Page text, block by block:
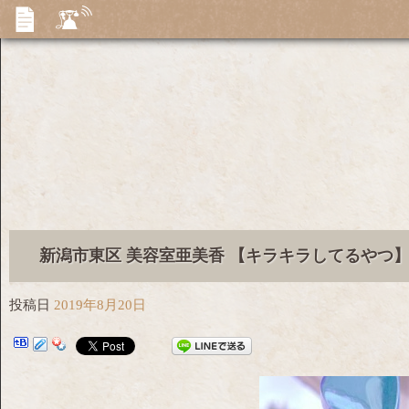
新潟市東区 美容室亜美香 【キラキラしてるやつ
投稿日 2019年8月20日